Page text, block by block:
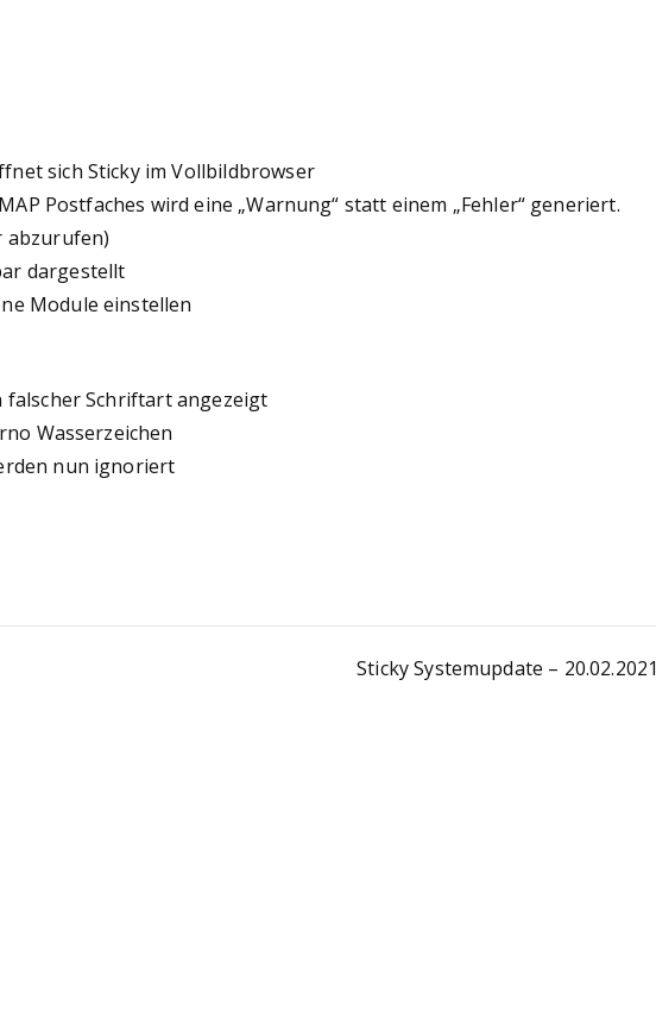
sich Sticky im Vollbildbrowser
Postfaches wird eine „Warnung“ statt einem „Fehler“ generiert.
abzurufen)
dargestellt
Module einstellen
falscher Schriftart angezeigt
Wasserzeichen
nun ignoriert
Sticky Systemupdate – 20.02.2021